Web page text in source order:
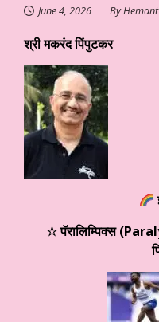
June 4, 2026 By
श्री मकरंद पिंपुटकर
☆पॅरालिम्पिक्स